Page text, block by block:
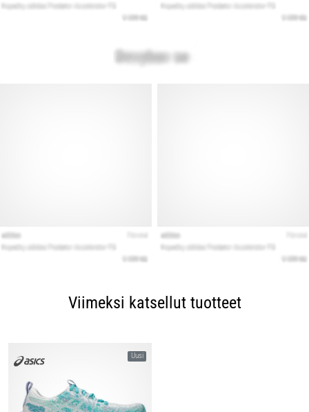
Viimeksi katsellut tuotteet
Uusi